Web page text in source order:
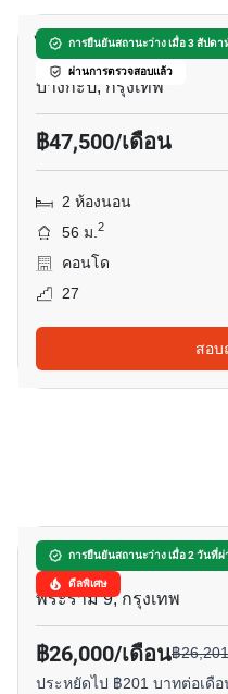
การยืนยันสถานะว่าง เมื่อ 3 สัปด
ผ่านการตรวจสอบแล้ว
ไอดีโอ โมบิ อโศก
บางกะปิ, กรุงเทพ
฿47,500/เดือน
2 ห้องนอน
56 ม.2
คอนโด
27
สอบ
การยืนยันสถานะว่าง เมื่อ 2 วันที่
ดีลพิเศษ
แอสปาย พระราม 9
พระราม 9, กรุงเทพ
฿26,000/เดือน฿
ประหยัดไป ฿201 บาทต่อเดื